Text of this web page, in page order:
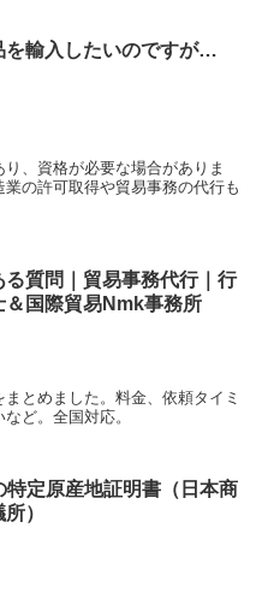
を輸入したいのですが…
、資格が必要な場合がありま
の許可取得や貿易事務の代行も
る質問｜貿易事務代行｜行
＆国際貿易Nmk事務所
とめました。料金、依頼タイミ
ど。全国対応。
特定原産地証明書（日本商
）